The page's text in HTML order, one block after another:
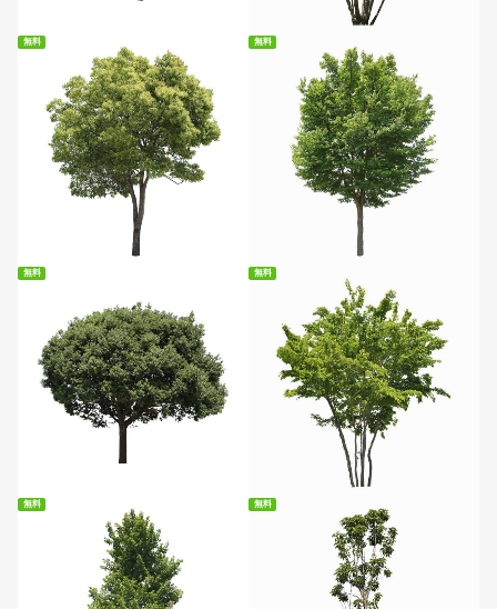
無料
無料ダウンロード
無料
無料ダウンロード
無料
無料ダウンロード
無料
無料ダウンロード
無料 無料